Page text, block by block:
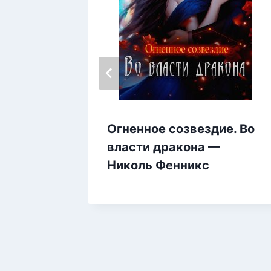
Огненное созвездие. Во
власти дракона —
Николь Фенникс